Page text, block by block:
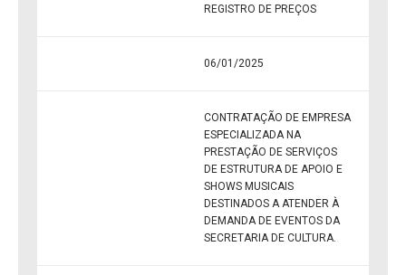
REGISTRO DE PREÇOS
06/01/2025
CONTRATAÇÃO DE EMPRESA
ESPECIALIZADA NA
PRESTAÇÃO DE SERVIÇOS
DE ESTRUTURA DE APOIO E
SHOWS MUSICAIS
DESTINADOS A ATENDER À
DEMANDA DE EVENTOS DA
SECRETARIA DE CULTURA.